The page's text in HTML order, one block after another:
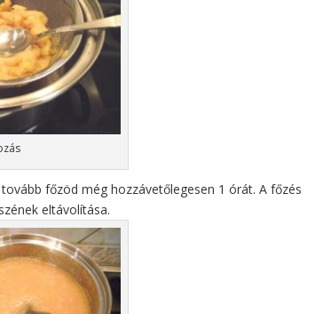
főzöd még hozzávetőlegesen 1 órát. A főzés
eltávolítása.